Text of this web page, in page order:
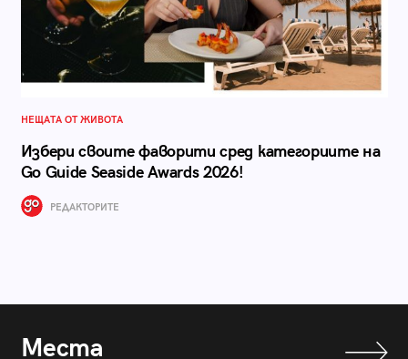
НЕЩАТА ОТ ЖИВОТА
Избери своите фаворити сред категориите на
Go Guide Seaside Awards 2026!
РЕДАКТОРИТЕ
Места